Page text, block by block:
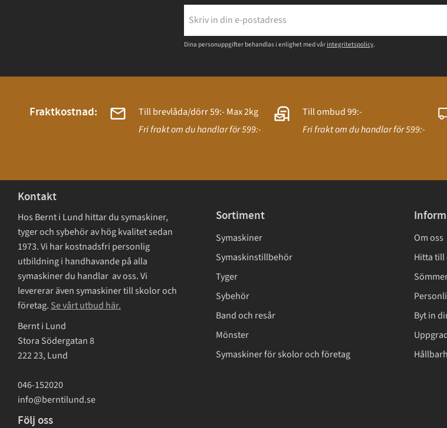
Dina personuppgifter behandlas i enlighet med vår integritetspolicy.
Fraktkostnad:
Till brevlåda/dörr 59:- Max 2kg
Fri frakt om du handlar för 599:-
Till ombud 99:-
Fri frakt om du handlar för 599:-
Kontakt
Hos Bernt i Lund hittar du symaskiner,
tyger och sybehör av hög kvalitet sedan
1973. Vi har kostnadsfri personlig
utbildning i handhavande på alla
symaskiner du handlar av oss. Vi
levererar även symaskiner till skolor och
företag. Se vårt utbud här.
Bernt i Lund
Stora Södergatan 8
222 23, Lund
046-152020
info@berntilund.se
Följ oss
Sortiment
Symaskiner
Symaskinstillbehör
Tyger
Sybehör
Band och resår
Mönster
Symaskiner för skolor och företag
Om oss
Hitta till
Byt in